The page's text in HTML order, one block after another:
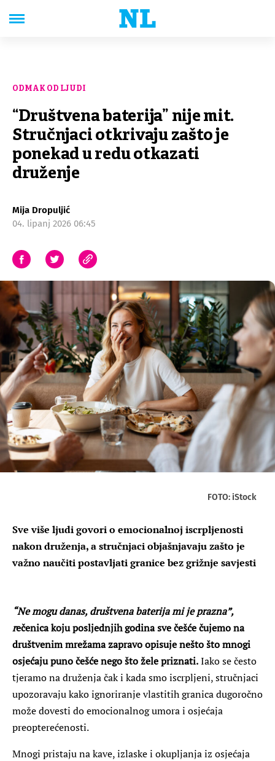
ODMAK OD LJUDI
“Društvena baterija” nije mit.
Stručnjaci otkrivaju zašto je
ponekad u redu otkazati
druženje
Mija Dropuljić
04. lipanj 2026 06:45
FOTO: iStock
Sve više ljudi govori o emocionalnoj iscrpljenosti
nakon druženja, a stručnjaci objašnjavaju zašto je
važno naučiti postavljati granice bez grižnje savjesti
“Ne mogu danas, društvena baterija mi je prazna”,
rečenica koju posljednjih godina sve češće čujemo na
društvenim mrežama zapravo opisuje nešto što mnogi
osjećaju puno češće nego što žele priznati.Iako se često
tjeramo na druženja čak i kada smo iscrpljeni, stručnjaci
upozoravaju kako ignoriranje vlastitih granica dugoročno
može dovesti do emocionalnog umora i osjećaja
preopterećenosti.
Mnogi pristaju na kave, izlaske i okupljanja iz osjećaja